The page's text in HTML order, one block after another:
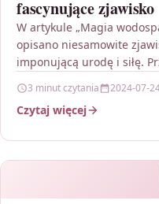
fascynujące zjawisko
W artykule „Magia
opisano niesamowite
imponującą urodę i siłę.
3 minut czytania 2024-07-
Czytaj więcej